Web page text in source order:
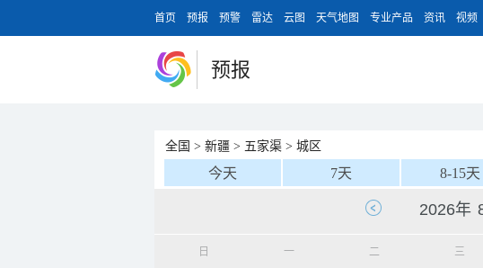
首页 预报 预警 雷达 云图 天气地图 专业产品 资讯 视频
预报
全国 > 新疆 > 五家渠 > 城区
今天 7天 8-15天
日 一 二 三